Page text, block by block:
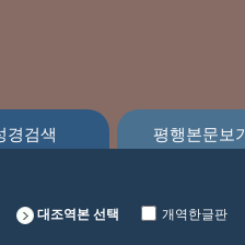
경검색 평행본문보
대조역본 선택 개역한글판